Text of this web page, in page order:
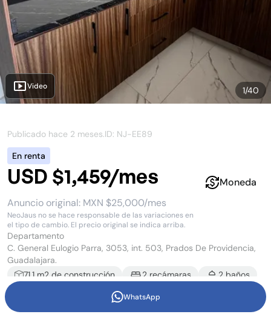
1/40
Video
Publicado hace 2 meses.ID: NJ-EE89
En renta
USD $1,459/mes
Anuncio original: MXN $25,000/mes
NeoJaus no se hace responsable de las variaciones en
el tipo de cambio. El precio original se indica arriba.
Moneda
Departamento
C. General Eulogio Parra, 3053, int. 503, Prados De Providencia,
Guadalajara.
71.1 m2 de construcción 2 recámaras 2 baños
WhatsApp